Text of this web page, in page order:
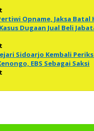
Opname, Jaksa Batal
Dugaan Jual Beli
Sidoarjo Kembali
EBS Sebagai Saksi